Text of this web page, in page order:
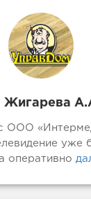
Жигарева
ООО
уже
оперативно